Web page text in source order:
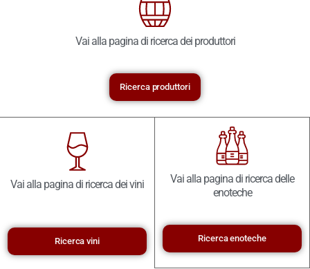
Vai alla pagina di ricerca dei produttori
Ricerca produttori
Vai alla pagina di ricerca dei vini
Ricerca vini
Vai alla pagina di ricerca delle
enoteche
Ricerca enoteche